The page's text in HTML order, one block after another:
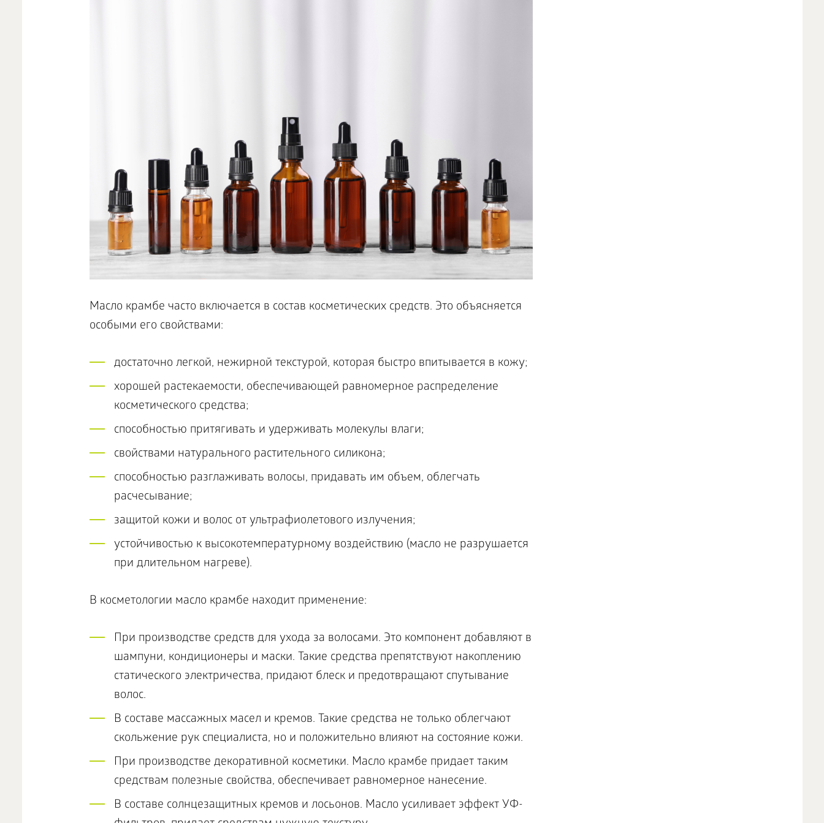
Масло крамбе часто включается в состав косметических средств. Это объясняется
особыми его свойствами:
достаточно легкой, нежирной текстурой, которая быстро впитывается в кожу;
хорошей растекаемости, обеспечивающей равномерное распределение
косметического средства;
способностью притягивать и удерживать молекулы влаги;
свойствами натурального растительного силикона;
способностью разглаживать волосы, придавать им объем, облегчать
расчесывание;
защитой кожи и волос от ультрафиолетового излучения;
устойчивостью к высокотемпературному воздействию (масло не разрушается
при длительном нагреве).
В косметологии масло крамбе находит применение:
При производстве средств для ухода за волосами. Это компонент добавляют в
шампуни, кондиционеры и маски. Такие средства препятствуют накоплению
статического электричества, придают блеск и предотвращают спутывание
волос.
В составе массажных масел и кремов. Такие средства не только облегчают
скольжение рук специалиста, но и положительно влияют на состояние кожи.
При производстве декоративной косметики. Масло крамбе придает таким
средствам полезные свойства, обеспечивает равномерное нанесение.
В составе солнцезащитных кремов и лосьонов. Масло усиливает эффект УФ-